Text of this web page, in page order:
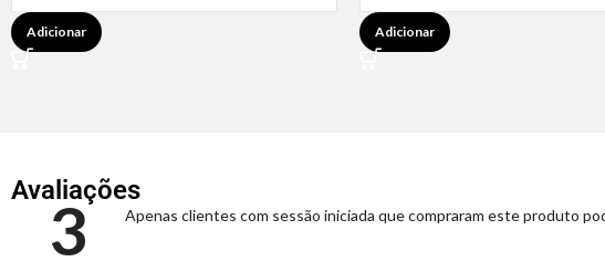
Adicionar Adicionar
Avaliações
3 Apenas clientes com sessão iniciada que compraram este produto